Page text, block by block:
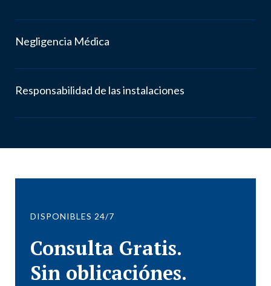
Negligencia Médica
Responsabilidad de las instalaciones
DISPONIBLES 24/7
Consulta Gratis.
Sin oblicaciónes.